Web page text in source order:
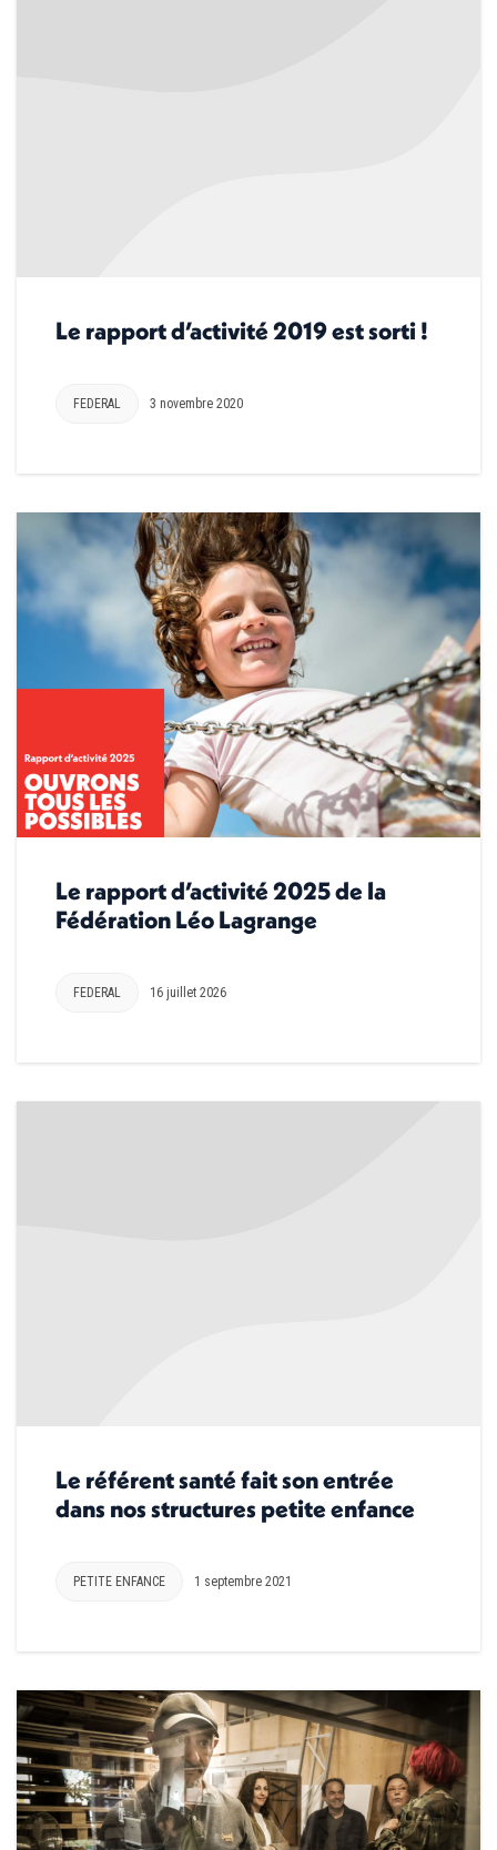
Le rapport d’activité 2019 est sorti !
FEDERAL 3 novembre 2020
Le rapport d’activité 2025 de la
Fédération Léo Lagrange
FEDERAL 16 juillet 2026
Le référent santé fait son entrée
dans nos structures petite enfance
PETITE ENFANCE 1 septembre 2021